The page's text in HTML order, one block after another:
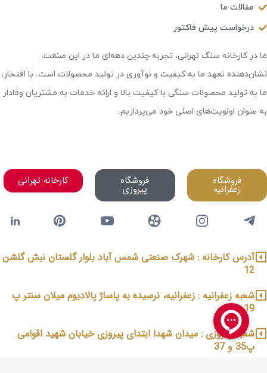
مقالات ما
درخواست پیش فاکتور
ما در کارخانه سنگ تهرانی، تجربه چندین دهه‌ای ما در این صنعت،
نشان‌دهنده تعهد ما به کیفیت و نوآوری در تولید محصولات است. با افتخار،
ما به تولید محصولات سنگی با کیفیت بالا و ارائه خدمات به مشتریان وفادار
به عنوان اولویت‌های اصلی خود می‌پردازیم.
فروشگاه
زعفرانیه
فروشگاه
پیروزی
کارخانه تهرانی
آدرس کارخانه : شهرک صنعتی شمس آباد بلوار گلستان نبش گلشن
12
شعبه زعفرانیه : زعفرانیه، نرسیده به پاساژ پالادیوم میلان سنتر پ
19
شعبه پیروزی : میدان شهدا ابتدای پیروزی خیابان شهید اقوامی
پ35 و 37